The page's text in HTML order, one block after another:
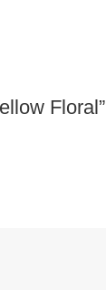
Floral”